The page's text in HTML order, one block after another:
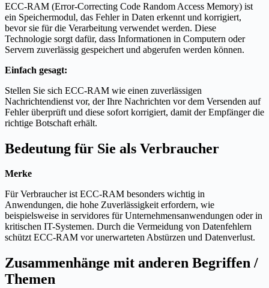
ECC-RAM (Error-Correcting Code Random Access Memory) ist
ein Speichermodul, das Fehler in Daten erkennt und korrigiert,
bevor sie für die Verarbeitung verwendet werden. Diese
Technologie sorgt dafür, dass Informationen in Computern oder
Servern zuverlässig gespeichert und abgerufen werden können.
Einfach gesagt:
Stellen Sie sich ECC-RAM wie einen zuverlässigen
Nachrichtendienst vor, der Ihre Nachrichten vor dem Versenden auf
Fehler überprüft und diese sofort korrigiert, damit der Empfänger die
richtige Botschaft erhält.
Bedeutung für Sie als Verbraucher
Merke
Für Verbraucher ist ECC-RAM besonders wichtig in
Anwendungen, die hohe Zuverlässigkeit erfordern, wie
beispielsweise in servidores für Unternehmensanwendungen oder in
kritischen IT-Systemen. Durch die Vermeidung von Datenfehlern
schützt ECC-RAM vor unerwarteten Abstürzen und Datenverlust.
Zusammenhänge mit anderen Begriffen /
Themen